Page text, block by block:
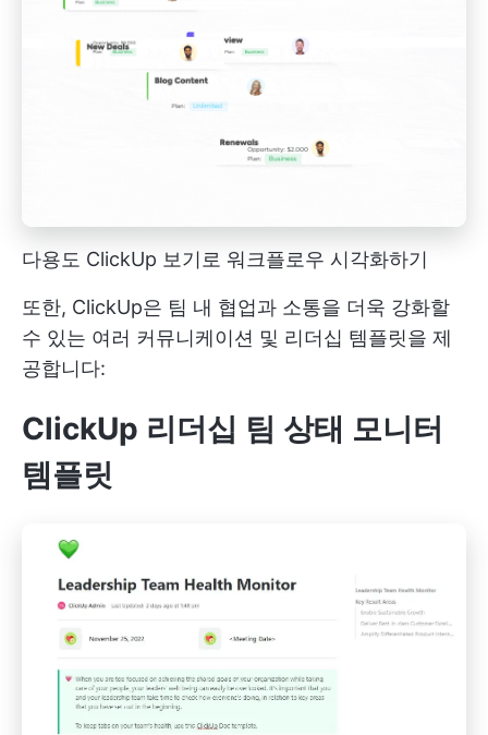
다용도 ClickUp 보기로 워크플로우 시각화하기
또한, ClickUp은 팀 내 협업과 소통을 더욱 강화할
수 있는 여러 커뮤니케이션 및 리더십 템플릿을 제
공합니다:
ClickUp 리더십 팀 상태 모니터
템플릿